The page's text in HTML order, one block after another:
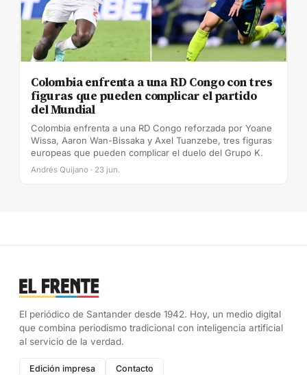
Colombia enfrenta a una RD Congo con tres
figuras que pueden complicar el partido
del Mundial
Colombia enfrenta a una RD Congo reforzada por Yoane
Wissa, Aaron Wan-Bissaka y Axel Tuanzebe, tres figuras
europeas que pueden complicar el duelo del Grupo K.
Andrés Quijano · 23 jun.
El periódico de Santander desde 1942. Hoy, un medio digital
que combina periodismo tradicional con inteligencia artificial
al servicio de la verdad.
Edición impresa Contacto